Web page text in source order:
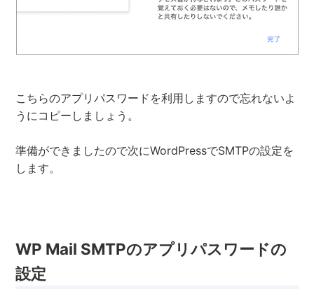
こちらのアプリパスワードを利用しますので忘れないよ
うにコピーしましょう。
準備ができましたので次にWordPressでSMTPの設定を
します。
WP Mail SMTPのアプリパスワードの
設定